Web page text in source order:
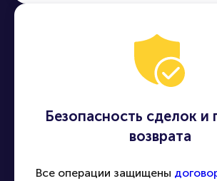
Безопасность сделок и
возврата
Все операции защищены